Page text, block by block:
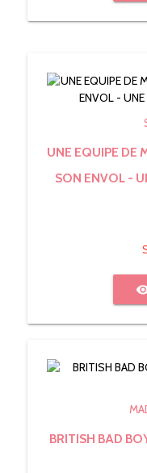
UNE EQUIPE DE
SON ENVOL -
BRITISH BAD